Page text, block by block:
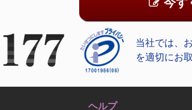
当社では、
を適切にお
ヘルプ